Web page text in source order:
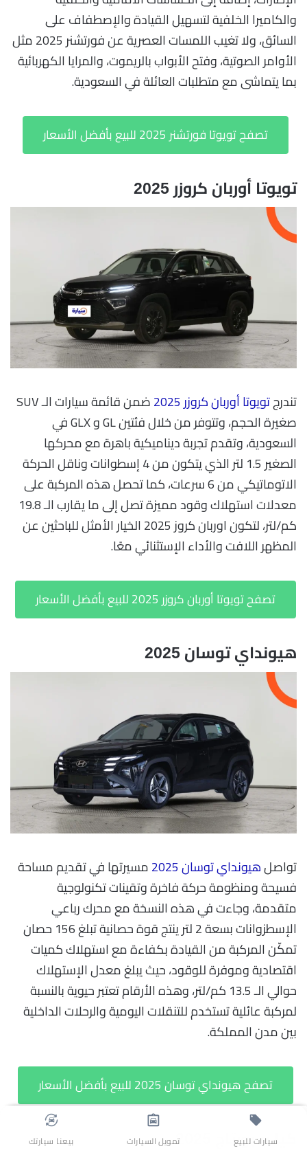
والكاميرا الخلفية لتسهيل القيادة والإصطفاف على
السائق، ولا تغيب اللمسات العصرية عن فورتشنر 2025 مثل
الأوامر الصوتية، وفتح الأبواب بالريموت، والمرايا الكهربائية
بما يتماشى مع متطلبات العائلة في السعودية.
تصفح تويوتا فورتشنر 2025 للبيع بأفضل الأسعار
تويوتا أوربان كروزر 2025
تندرجتويوتا أوربان كروزر 2025
ضمن قائمة سيارات الـ SUV
صغيرة الحجم، وتتوفر من خلال فئتين GL و GLX في
السعودية، وتقدم تجربة ديناميكية باهرة مع محركها
الصغير 1.5 لتر الذي يتكون من 4 إسطوانات وناقل الحركة
الاتوماتيكي من 6 سرعات، كما تحصل هذه المركبة على
معدلات استهلاك وقود مميزة تصل إلى ما يقارب الـ 19.8
كم/لتر، لتكون اوربان كروز 2025 الخيار الأمثل للباحثين عن
المظهر اللافت والأداء الإستثنائي معًا.
تصفح تويوتا أوربان كروزر 2025 للبيع بأفضل الأسعار
هيونداي توسان 2025
تواصلهيونداي توسان 2025
مسيرتها في تقديم مساحة
فسيحة ومنظومة حركة فاخرة وتقينات تكنولوجية
متقدمة، وجاءت في هذه النسخة مع محرك رباعي
الإسطزوانات بسعة 2 لتر ينتج قوة حصانية تبلغ 156 حصان
تمكّن المركبة من القيادة بكفاءة مع استهلاك كميات
اقتصادية وموفرة للوقود، حيث يبلغ معدل الإستهلاك
حوالي الـ 13.5 كم/لتر، وهذه الأرقام تعتبر حيوية بالنسبة
لمركبة عائلية تستخدم للتنقلات اليومية والرحلات الداخلية
بين مدن المملكة.
تصفح هيونداي توسان 2025 للبيع بأفضل الأسعار
كيا سبورتاج 2025
سيارات للبيع تمويل السيارات بيعنا سيارتك